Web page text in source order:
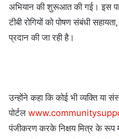
अभियान की शुरूआत की गई। इस
टीबी रोगियों को पोषण संबंधी
प्रदान की जा रही है।
उन्होंने कहा कि कोई भी व्यक्ति या
पोर्टल
पंजीकरण करके निक्षय मित्र के रूप मे